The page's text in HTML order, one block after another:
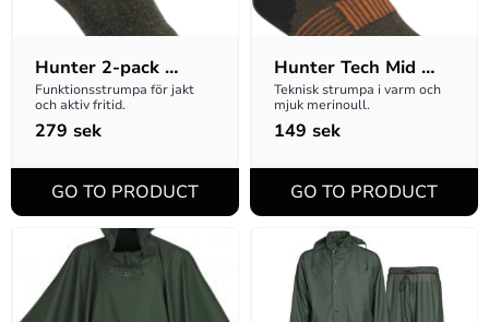
Hunter 2-pack
Socks Hunting
Green 46-48
Funktionsstrumpa för jakt
och aktiv fritid.
279 sek
Hunter Tech Mid
Strumpa - Svart
Teknisk strumpa i varm och
mjuk merinoull.
149 sek